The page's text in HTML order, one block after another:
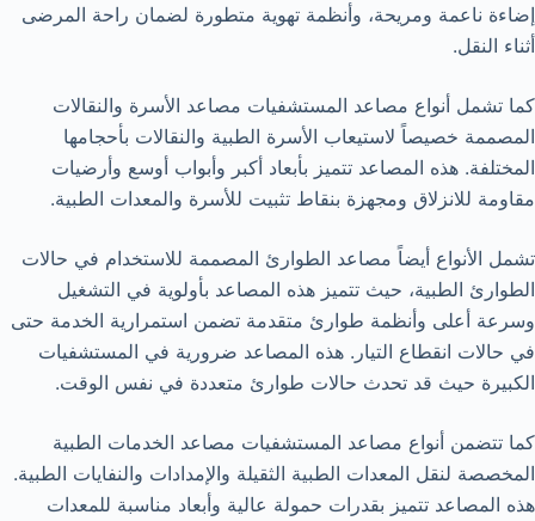
إضاءة ناعمة ومريحة، وأنظمة تهوية متطورة لضمان راحة المرضى
أثناء النقل.
كما تشمل أنواع مصاعد المستشفيات مصاعد الأسرة والنقالات
المصممة خصيصاً لاستيعاب الأسرة الطبية والنقالات بأحجامها
المختلفة. هذه المصاعد تتميز بأبعاد أكبر وأبواب أوسع وأرضيات
مقاومة للانزلاق ومجهزة بنقاط تثبيت للأسرة والمعدات الطبية.
تشمل الأنواع أيضاً مصاعد الطوارئ المصممة للاستخدام في حالات
الطوارئ الطبية، حيث تتميز هذه المصاعد بأولوية في التشغيل
وسرعة أعلى وأنظمة طوارئ متقدمة تضمن استمرارية الخدمة حتى
في حالات انقطاع التيار. هذه المصاعد ضرورية في المستشفيات
الكبيرة حيث قد تحدث حالات طوارئ متعددة في نفس الوقت.
كما تتضمن أنواع مصاعد المستشفيات مصاعد الخدمات الطبية
المخصصة لنقل المعدات الطبية الثقيلة والإمدادات والنفايات الطبية.
هذه المصاعد تتميز بقدرات حمولة عالية وأبعاد مناسبة للمعدات